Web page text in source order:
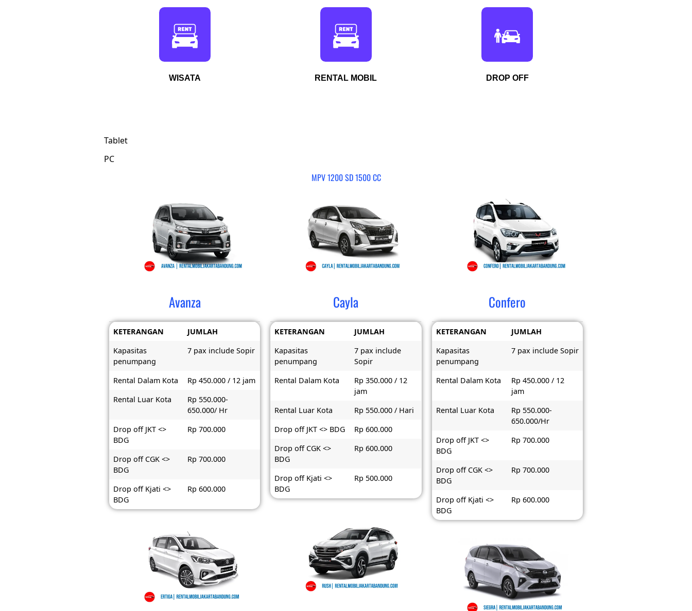
WISATA RENTAL MOBIL DROP OFF
Tablet
PC
MPV 1200 SD 1500 CC
Avanza
KETERANGAN
JUMLAH
Kapasitas
penumpang
7 pax include Sopir
Rental Dalam Kota
Rp 450.000 / 12 jam
Rental Luar Kota
Rp 550.000-
650.000/ Hr
Drop off JKT <>
BDG
Rp 700.000
Drop off CGK <>
BDG
Rp 700.000
Drop off Kjati <>
BDG
Rp 600.000
Cayla
KETERANGAN
JUMLAH
Kapasitas
penumpang
7 pax include
Sopir
Rental Dalam Kota
Rp 350.000 / 12
jam
Rental Luar Kota
Rp 550.000 / Hari
Drop off JKT <> BDG
Rp 600.000
Drop off CGK <>
BDG
Rp 600.000
Drop off Kjati <>
BDG
Rp 500.000
Confero
KETERANGAN
JUMLAH
Kapasitas
penumpang
7 pax include Sopir
Rental Dalam Kota
Rp 450.000 / 12
jam
Rental Luar Kota
Rp 550.000-
650.000/Hr
Drop off JKT <>
BDG
Rp 700.000
Drop off CGK <>
BDG
Rp 700.000
Drop off Kjati <>
BDG
Rp 600.000